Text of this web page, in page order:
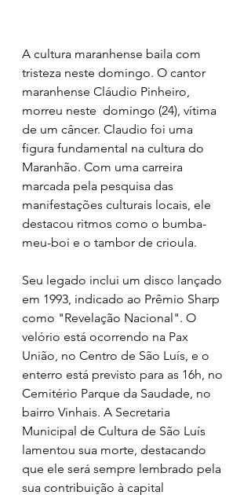
A cultura maranhense baila com
tristeza neste domingo. O cantor
maranhense Cláudio Pinheiro,
morreu neste  domingo (24), vítima
de um câncer. Claudio foi uma
figura fundamental na cultura do
Maranhão. Com uma carreira
marcada pela pesquisa das
manifestações culturais locais, ele
destacou ritmos como o bumba-
meu-boi e o tambor de crioula.
Seu legado inclui um disco lançado
em 1993, indicado ao Prêmio Sharp
como "Revelação Nacional". O
velório está ocorrendo na Pax
União, no Centro de São Luís, e o
enterro está previsto para as 16h, no
Cemitério Parque da Saudade, no
bairro Vinhais. A Secretaria
Municipal de Cultura de São Luís
lamentou sua morte, destacando
que ele será sempre lembrado pela
sua contribuição à capital